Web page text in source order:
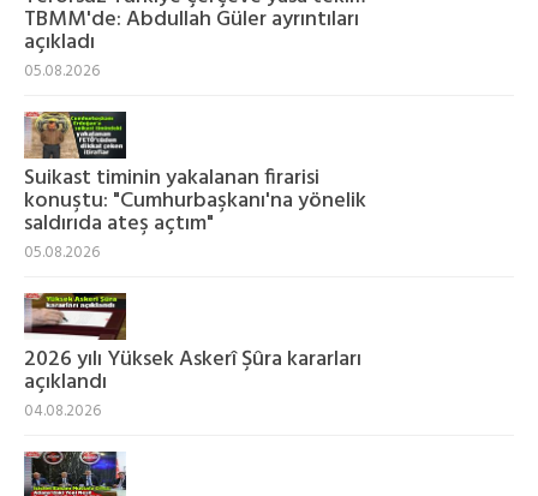
TBMM'de: Abdullah Güler ayrıntıları
açıkladı
05.08.2026
Suikast timinin yakalanan firarisi
konuştu: "Cumhurbaşkanı'na yönelik
saldırıda ateş açtım"
05.08.2026
2026 yılı Yüksek Askerî Şûra kararları
açıklandı
04.08.2026